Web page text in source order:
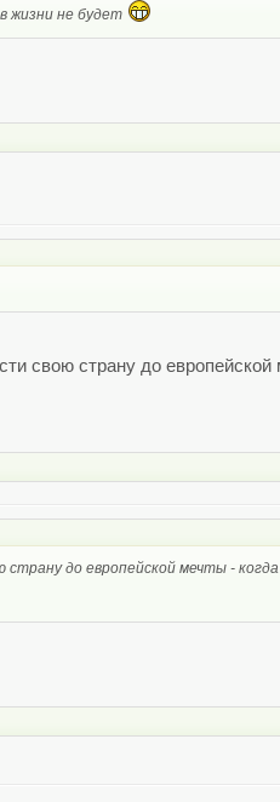
жизни не будет
свою страну до европейской
до европейской мечты -